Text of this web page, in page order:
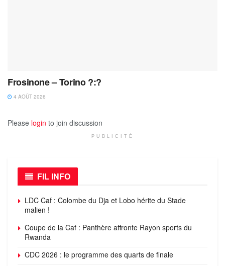
Frosinone – Torino ?:?
4 AOÛT 2026
Please login to join discussion
PUBLICITÉ
FIL INFO
LDC Caf : Colombe du Dja et Lobo hérite du Stade
malien !
Coupe de la Caf : Panthère affronte Rayon sports du
Rwanda
CDC 2026 : le programme des quarts de finale